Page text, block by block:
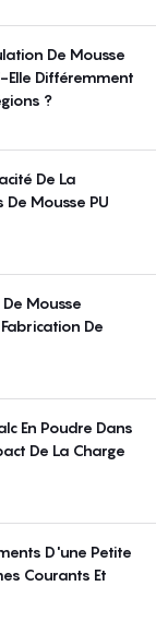
De Mousse
Elle Différemment
?
De La
De Mousse PU
Mousse
De
En Poudre Dans
De La Charge
D'une Petite
Courants Et